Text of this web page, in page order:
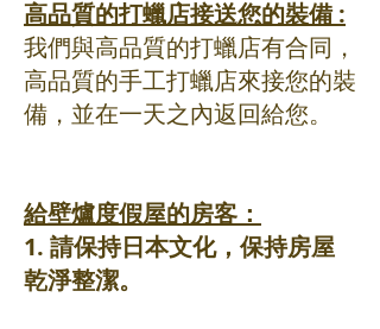
高品質的打蠟店接送您的裝備 :
我們與高品質的打蠟店有合同，
高品質的手工打蠟店來接您的裝
備，並在一天之內返回給您。
給壁爐度假屋的房客：
1. 請保持日本文化，保持房屋
乾淨整潔。